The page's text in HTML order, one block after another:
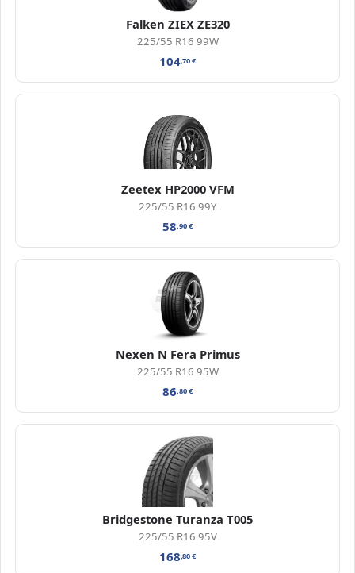
Falken ZIEX ZE320
225/55 R16 99W
104,70€
Zeetex HP2000 VFM
225/55 R16 99Y
58,90€
Nexen N Fera Primus
225/55 R16 95W
86,80€
Bridgestone Turanza T005
225/55 R16 95V
168,80€